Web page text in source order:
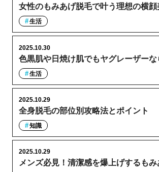
女性のもみあげ脱毛で叶う理想の横顔
生活
色黒肌や日焼け肌でもヤグレーザーな
2025.10.30
生活
全身脱毛の部位別攻略法とポイント
2025.10.29
知識
メンズ必見！清潔感を爆上げするも
2025.10.29